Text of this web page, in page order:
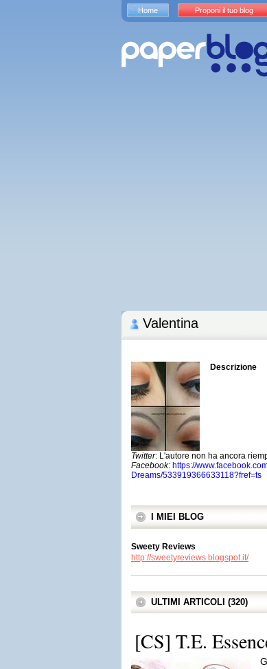
Valentina
Descrizione
Twitter: L'autore non ha ancora
Facebook: https://
Dreams/533919366633118?fref=ts
I MIEI BLOG
Sweety Reviews
http://sweetyreviews.blogspot.it/
ULTIMI ARTICOLI (320)
[CS] T.E.
Home Proponi il tuo blog